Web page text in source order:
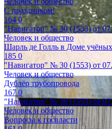
С праздником!
1640
"Навигатор" № 30 (1553) от
Человек и общество
Шарль де Голль в Доме учёных
185 0
"Навигатор" № 30 (1553) от
Человек и общество
Дублёр трубопровода
1670
"Навигатор" № 30 (1553) от
Человек и общество
Вопросы к госвласти